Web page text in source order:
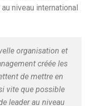
niveau international
organisation et
créée les
de mettre en
vite que possible
leader au niveau